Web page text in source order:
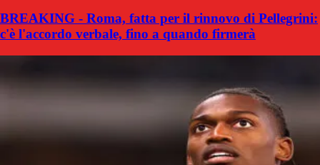
BREAKING - Roma, fatta per il rinnovo di Pellegrini:
c'è l'accordo verbale, fino a quando firmerà